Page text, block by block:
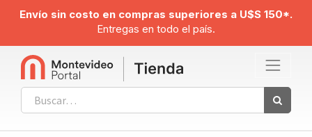
Envío sin costo en compras superiores a U$S 150*.
Entregas en todo el país.